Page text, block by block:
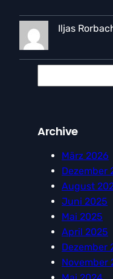
Iljas
e
c
Archive
März 2026
Dezember
August
Juni 2025
Mai 2025
April 2025
Dezember
November